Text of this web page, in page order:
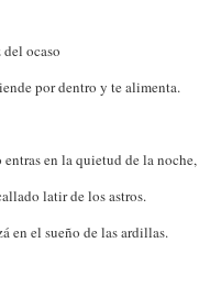
ocaso
por dentro y te alimenta.
entras en la quietud de la noche,
latir de los astros.
en el sueño de las ardillas.